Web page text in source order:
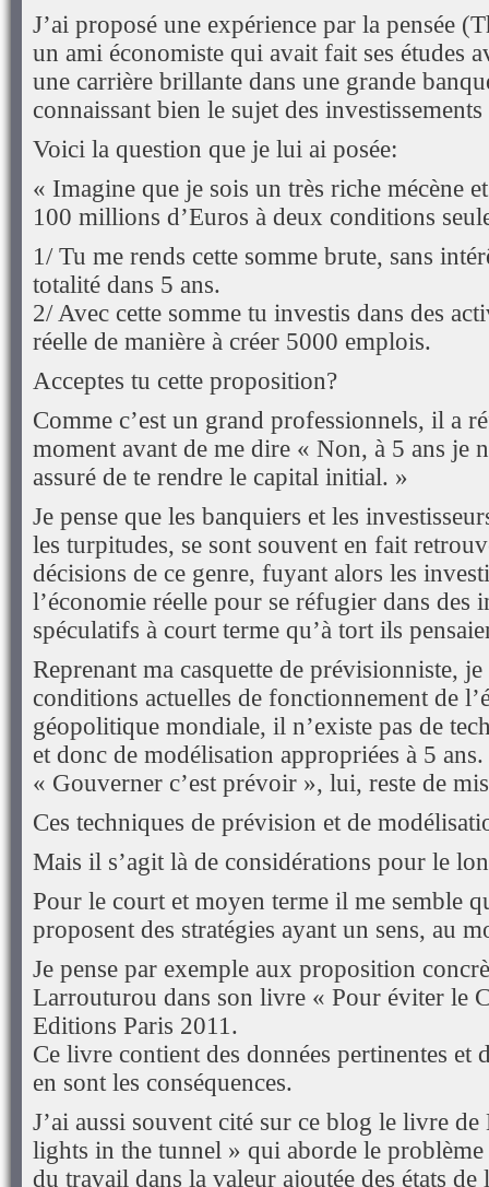
J’ai proposé une expérience par la pensée
un ami économiste qui avait fait ses études
une carrière brillante dans une grande
connaissant bien le sujet des
Voici la question que je lui ai posée:
« Imagine que je sois un très riche mécène
100 millions d’Euros à deux conditions
1/ Tu me rends cette somme brute, sans
totalité dans 5 ans.
2/ Avec cette somme tu investis dans des
réelle de manière à créer 5000 emplois.
Acceptes tu cette proposition?
Comme c’est un grand professionnels, il a
moment avant de me dire « Non, à 5 ans je
assuré de te rendre le capital initial. »
Je pense que les banquiers et les
les turpitudes, se sont souvent en fait
décisions de ce genre, fuyant alors les
l’économie réelle pour se réfugier dans des
spéculatifs à court terme qu’à tort ils
Reprenant ma casquette de prévisionniste, je
conditions actuelles de fonctionnement de
géopolitique mondiale, il n’existe pas de
et donc de modélisation appropriées à 5
« Gouverner c’est prévoir », lui, reste de
Ces techniques de prévision et de
Mais il s’agit là de considérations pour le
Pour le court et moyen terme il me semble
proposent des stratégies ayant un sens, au
Je pense par exemple aux proposition
Larrouturou dans son livre « Pour éviter le
Editions Paris 2011.
Ce livre contient des données pertinentes et
en sont les conséquences.
J’ai aussi souvent cité sur ce blog le livre
lights in the tunnel » qui aborde le problème
du travail dans la valeur ajoutée des états de